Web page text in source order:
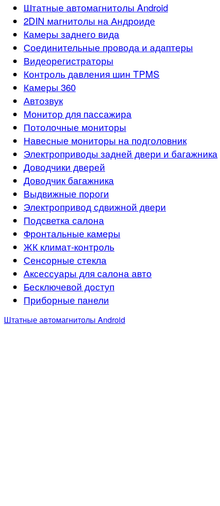
Штатные автомагнитолы Android
2DIN магнитолы на Андроиде
Камеры заднего вида
Соединительные провода и адаптеры
Видеорегистраторы
Контроль давления шин TPMS
Камеры 360
Автозвук
Монитор для пассажира
Потолочные мониторы
Навесные мониторы на подголовник
Электроприводы задней двери и багажника
Доводчики дверей
Доводчик багажника
Выдвижные пороги
Электропривод сдвижной двери
Подсветка салона
Фронтальные камеры
ЖК климат-контроль
Сенсорные стекла
Аксессуары для салона авто
Бесключевой доступ
Приборные панели
Штатные автомагнитолы Android